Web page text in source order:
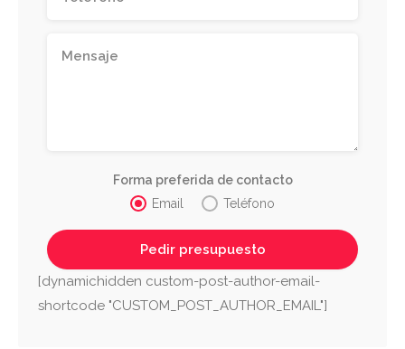
Forma preferida de contacto
Email
Teléfono
[dynamichidden custom-post-author-email-
shortcode "CUSTOM_POST_AUTHOR_EMAIL"]